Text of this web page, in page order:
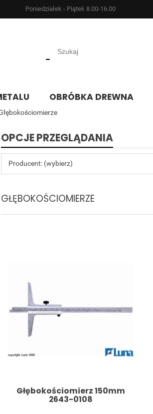
OBRÓBKA DREWNA
Poniedziałek - Piątek 8.00-16.00
OPCJE PRZEGLĄDANIA
Producent: (wybierz)
GŁĘBOKOŚCIOMIERZE
Głębokościomierz 150mm
2643-0108